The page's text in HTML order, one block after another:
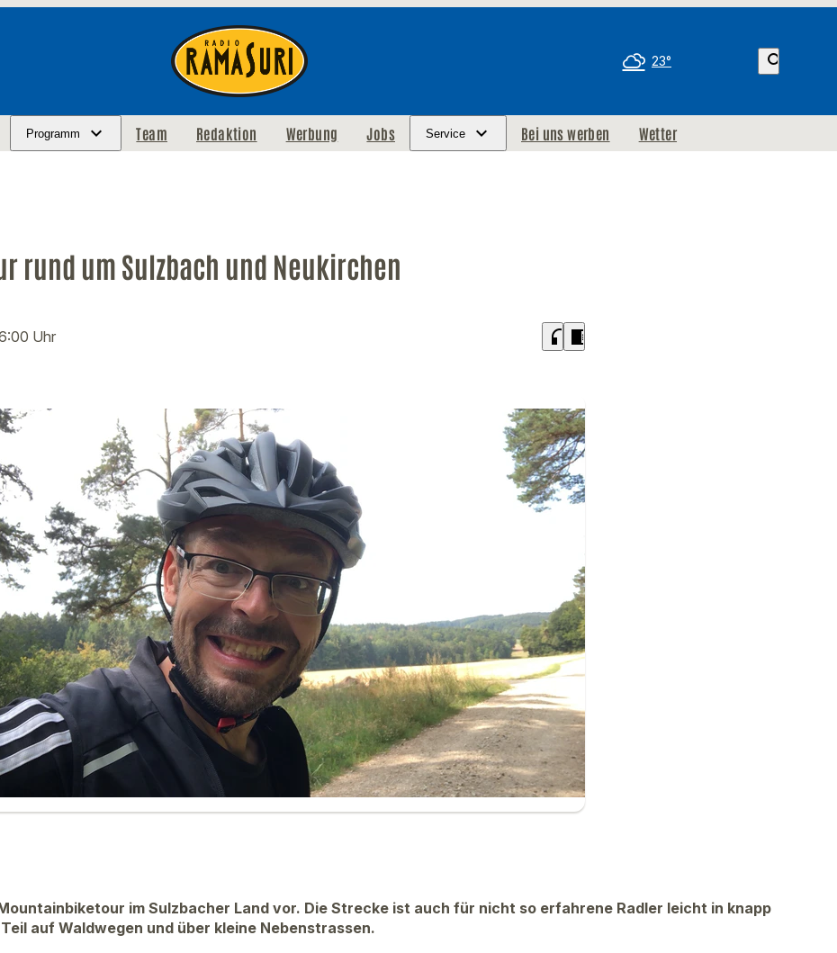
23° search
Programm Team Redaktion Werbung Jobs Service Bei uns werben Wetter
rund um Sulzbach und Neukirchen
Uhr headphones chrome_reader_mode
im Sulzbacher Land vor. Die Strecke ist auch für nicht so erfahrene Radler leicht in knapp
auf Waldwegen und über kleine Nebenstrassen.